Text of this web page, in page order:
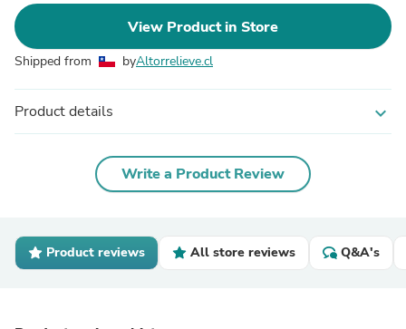
View Product in Store
Shipped from byAltorrelieve.cl
Product details expand_more
Write a Product Review
Product reviews All store reviews Q&A's